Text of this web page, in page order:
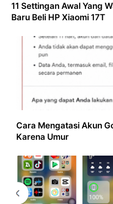
11 Settingan Awal Yang
Baru Beli HP Xiaomi 17T
Cara Mengatasi Akun
Karena Umur